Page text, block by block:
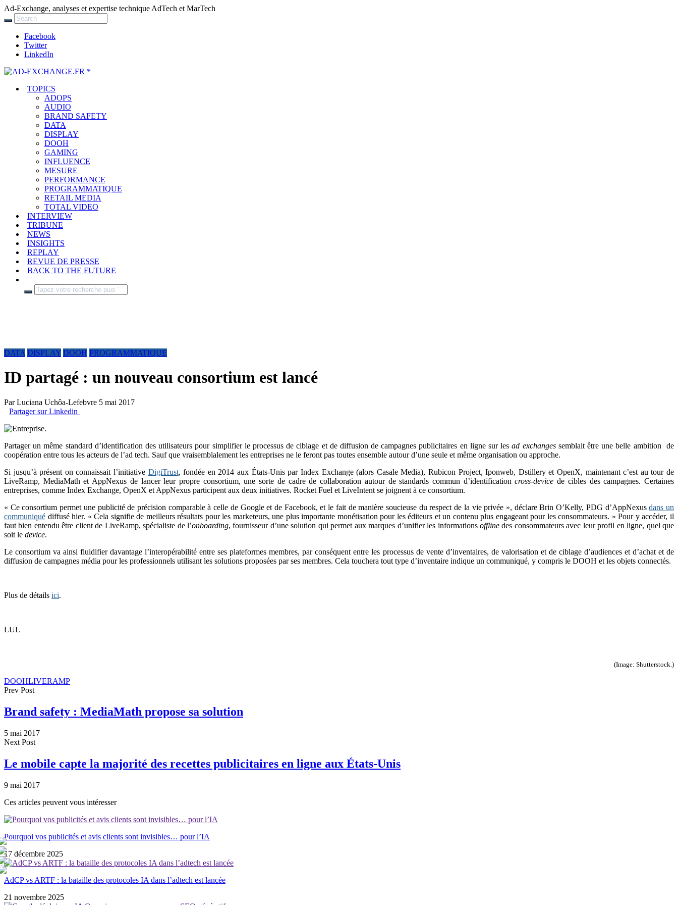
Ad-Exchange, analyses et expertise technique AdTech et MarTech
Facebook
Twitter
LinkedIn
TOPICS
ADOPS
AUDIO
BRAND SAFETY
DATA
DISPLAY
DOOH
GAMING
INFLUENCE
MESURE
PERFORMANCE
PROGRAMMATIQUE
RETAIL MEDIA
TOTAL VIDEO
INTERVIEW
TRIBUNE
NEWS
INSIGHTS
REPLAY
REVUE DE PRESSE
BACK TO THE FUTURE
DATA DISPLAY DOOH PROGRAMMATIQUE
ID partagé : un nouveau consortium est lancé
ParLuciana Uchôa-Lefebvre 5 mai 2017
Partager sur Linkedin
Partager un même standard d’identification des utilisateurs pour simplifier le processus de ciblage et de diffusion de campagnes publicitaires en ligne sur lesad exchangessemblait être une belle ambition de
coopération entre tous les acteurs de l’ad tech. Sauf que vraisemblalement les entreprises ne le feront pas toutes ensemble autour d’une seule et même organisation ou approche.
Si jusqu’à présent on connaissait l’initiative DigiTrust, fondée en 2014 aux États-Unis par Index Exchange (alors Casale Media), Rubicon Project, Iponweb, Dstillery et OpenX, maintenant c’est au tour de
LiveRamp, MediaMath et AppNexus de lancer leur propre consortium, une sorte de cadre de collaboration autour de standards commun d’identificationcross-device de cibles des campagnes. Certaines
entreprises, comme Index Exchange, OpenX et AppNexus participent aux deux initiatives. Rocket Fuel et LiveIntent se joignent à ce consortium.
« Ce consortium permet une publicité de précision comparable à celle de Google et de Facebook, et le fait de manière soucieuse du respect de la vie privée », déclare Brin O’Kelly, PDG d’AppNexusdans un
communiqué diffusé hier. « Cela signifie de meilleurs résultats pour les marketeurs, une plus importante monétisation pour les éditeurs et un contenu plus engageant pour les consommateurs. » Pour y accéder, il
faut bien entendu être client de LiveRamp, spécialiste de l’onboarding, fournisseur d’une solution qui permet aux marques d’unifier les informations offlinedes consommateurs avec leur profil en ligne, quel que
soit le device.
Le consortium va ainsi fluidifier davantage l’interopérabilité entre ses plateformes membres, par conséquent entre les processus de vente d’inventaires, de valorisation et de ciblage d’audiences et d’achat et de
diffusion de campagnes média pour les professionnels utilisant les solutions proposées par ses membres. Cela touchera tout type d’inventaire indique un communiqué, y compris le DOOH et les objets connectés.
Plus de détails ici.
LUL
(Image: Shutterstock.)
DOOHLIVERAMP
Prev Post
Brand safety : MediaMath propose sa solution
5 mai 2017
Next Post
Le mobile capte la majorité des recettes publicitaires en ligne aux États-Unis
9 mai 2017
Ces articles peuvent vous intéresser
Pourquoi vos publicités et avis clients sont invisibles… pour l’IA
17 décembre 2025
AdCP vs ARTF : la bataille des protocoles IA dans l’adtech est lancée
21 novembre 2025